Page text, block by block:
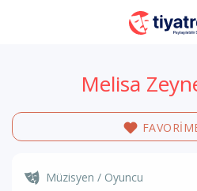
Melisa
Müzisyen / Oyuncu